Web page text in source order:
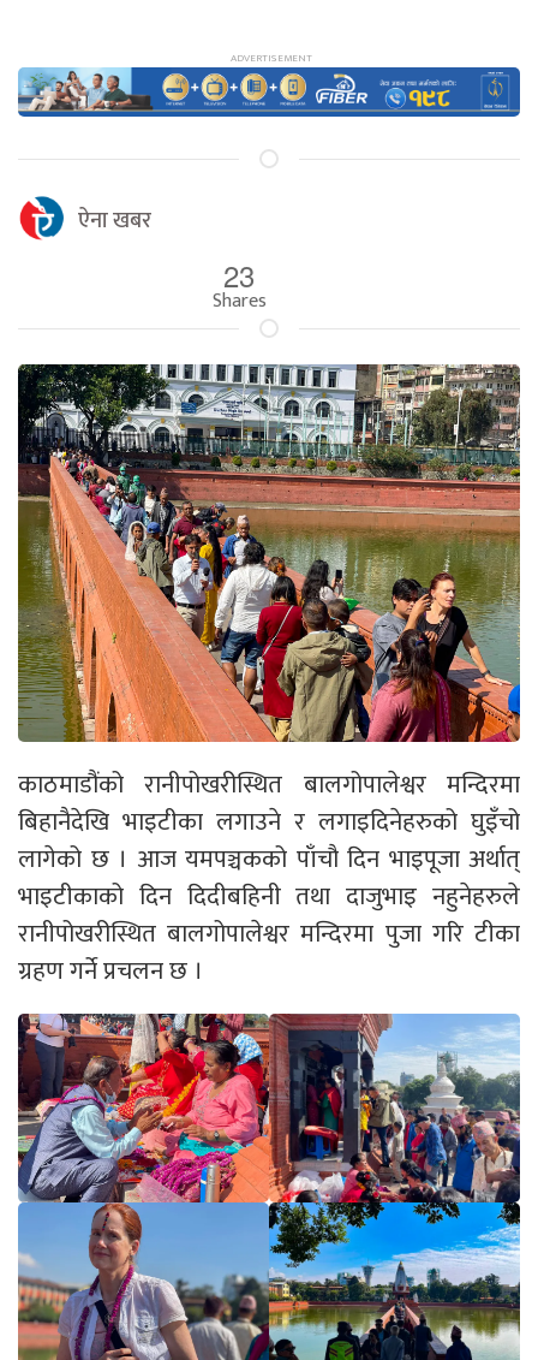
ऐना खबर
23
Shares
काठमाडौंको रानीपोखरीस्थित बालगोपालेश्वर मन्दिरमा
बिहानैदेखि भाइटीका लगाउने र लगाइदिनेहरुको घुइँचो
लागेको छ । आज यमपञ्चकको पाँचौ दिन भाइपूजा अर्थात्
भाइटीकाको दिन दिदीबहिनी तथा दाजुभाइ नहुनेहरुले
रानीपोखरीस्थित बालगोपालेश्वर मन्दिरमा पुजा गरि टीका
ग्रहण गर्ने प्रचलन छ ।